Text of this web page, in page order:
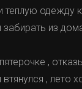
теплую одежду
забирать из
,
, лето